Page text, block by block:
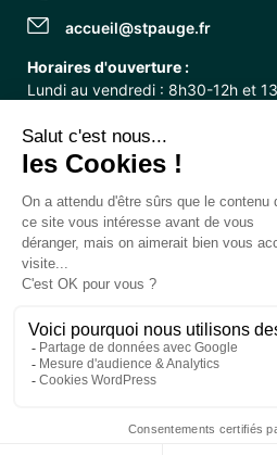
accueil@stpauge.fr
Horaires d'ouverture :
Lundi au vendredi : 8h30-12h et
Facebook
Instagram
Politique de confidentialité
Gestion des cookies
Plan du site